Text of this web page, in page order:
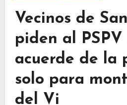
Vecinos de
piden al PSPV
acuerde de la
solo para
del Vi